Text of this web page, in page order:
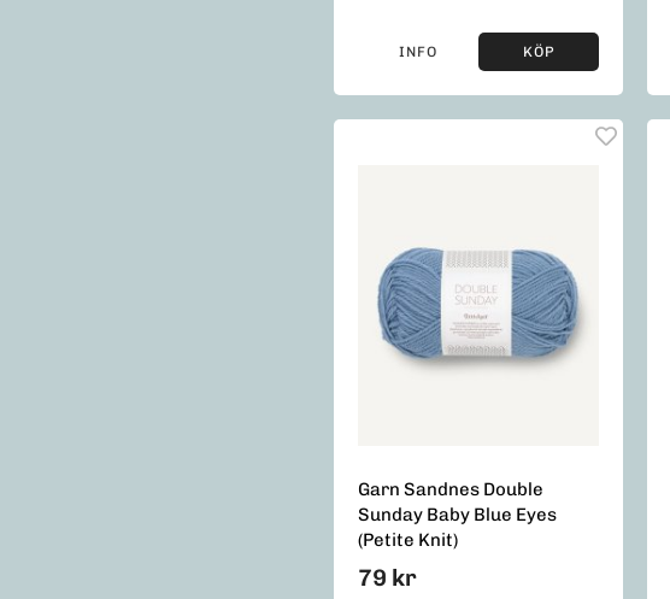
INFO KÖP
Garn Sandnes Double
Sunday Baby Blue Eyes
(Petite Knit)
79 kr